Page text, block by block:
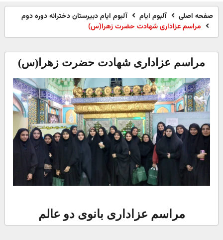
صفحه اصلی آلبوم ایام
آلبوم ایام دبیرستان دخترانه دوره دوم
مراسم عزاداری شهادت حضرت زهرا(س)
مراسم عزاداری شهادت حضرت زهرا(س)
مراسم عزاداری بانوی دو عالم